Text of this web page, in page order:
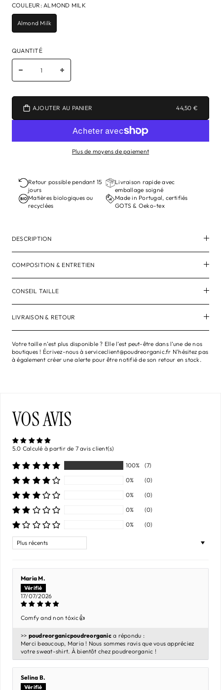
COULEUR : ALMOND MILK
Almond Milk
QUANTITÉ
AJOUTER AU PANIER 44,50 €
Plus de moyens de paiement
Retour possible pendant 15
jours
Livraison rapide avec
emballage soigné
Matières biologiques ou
recyclées
Made in Portugal, certifiés
GOTS & Oeko-tex
DESCRIPTION
COMPOSITION & ENTRETIEN
CONSEIL TAILLE
LIVRAISON & RETOUR
Votre taille n’est plus disponible ? Elle l’est peut-être dans l’une de nos
boutiques ! Écrivez-nous à serviceclient@poudreorganic.fr N'hésitez pas
à également créer une alerte pour être notifié de son retour en stock.
VOS AVIS
5.0 Calculé à partir de 7 avis client(s)
100%
(7)
0%
(0)
0%
(0)
0%
(0)
0%
(0)
Sort by
Maria M.
17/07/2026
Comfy and non tóxic👍
>> poudreorganica répondu :
Merci beaucoup, Maria ! Nous sommes ravis que vous appréciez
votre sweat-shirt. À bientôt chez poudreorganic !
Selina B.